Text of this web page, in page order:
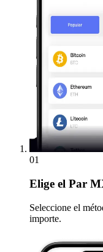
01
Elige el Par
Seleccione el
importe.